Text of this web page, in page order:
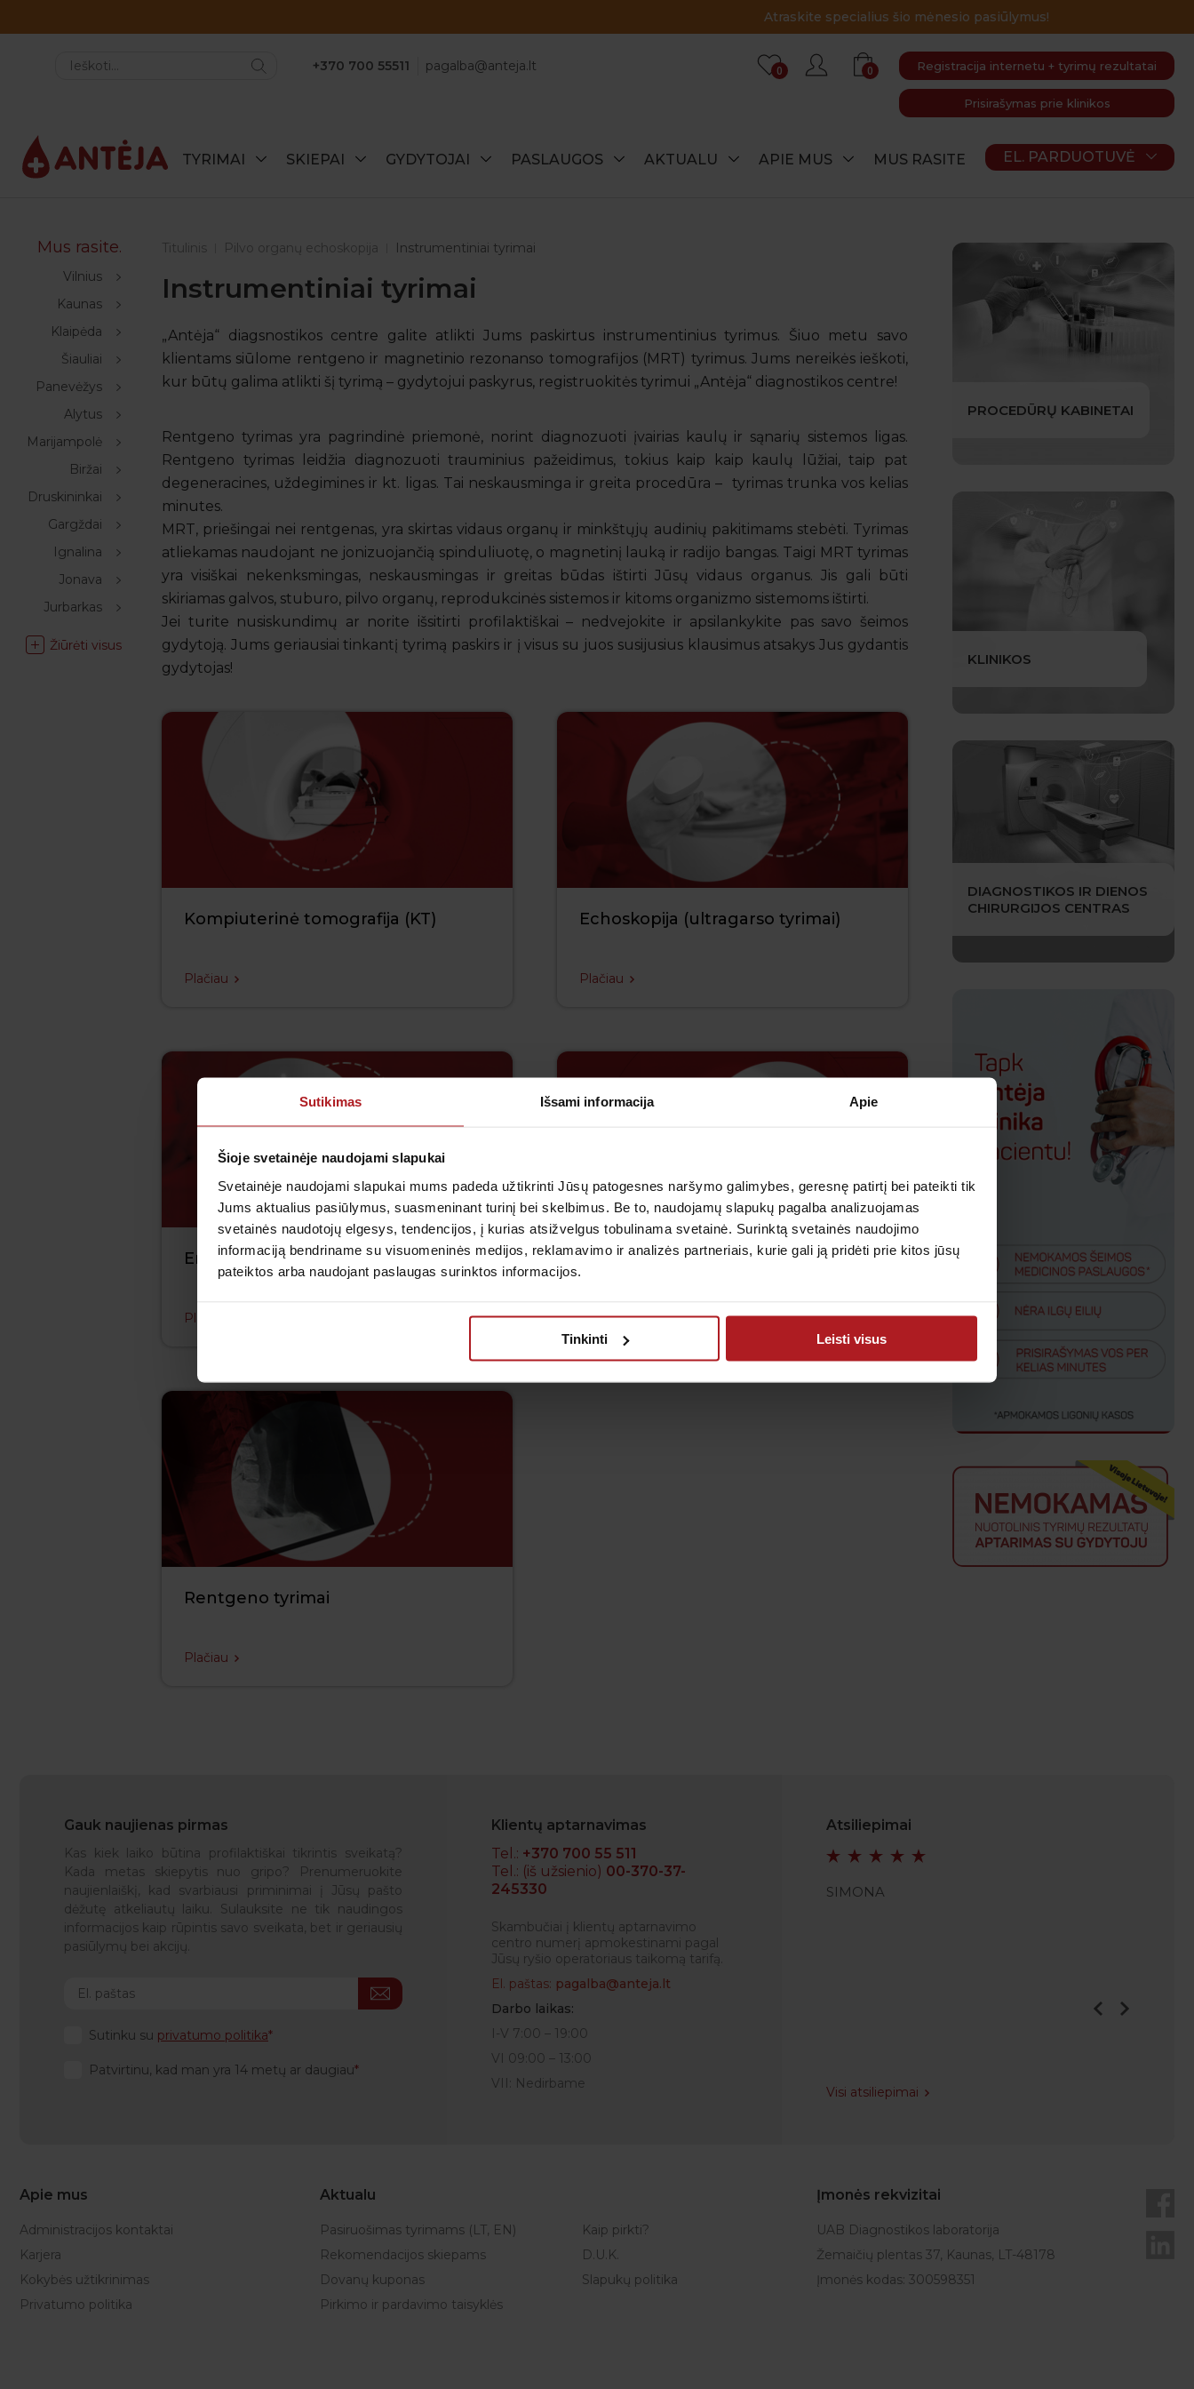
Sutikimas Išsami informacija Apie
Šioje svetainėje naudojami slapukai
Svetainėje naudojami slapukai mums padeda užtikrinti Jūsų patogesnes naršymo galimybes, geresnę patirtį bei pateikti tik
Jums aktualius pasiūlymus, suasmeninant turinį bei skelbimus. Be to, naudojamų slapukų pagalba analizuojamas
svetainės naudotojų elgesys, tendencijos, į kurias atsižvelgus tobulinama svetainė. Surinktą svetainės naudojimo
informaciją bendriname su visuomeninės medijos, reklamavimo ir analizės partneriais, kurie gali ją pridėti prie kitos jūsų
pateiktos arba naudojant paslaugas surinktos informacijos.
Tinkinti Leisti visus
+370 700 55511 pagalba@anteja.lt Registracija internetu + tyrimų rezultatai
Prisirašymas prie klinikos
0 0
TYRIMAI SKIEPAI GYDYTOJAI PASLAUGOS AKTUALU APIE MUS MUS RASITE EL. PARDUOTUVĖ
Mus rasite.
Vilnius
Kaunas
Klaipėda
Šiauliai
Panevėžys
Alytus
Marijampolė
Biržai
Druskininkai
Gargždai
Ignalina
Jonava
Jurbarkas
Žiūrėti visus
Titulinis Pilvo organų echoskopija Instrumentiniai tyrimai
Instrumentiniai tyrimai
„Antėja“ diagsnostikos centre galite atlikti Jums paskirtus instrumentinius tyrimus. Šiuo metu savo
klientams siūlome rentgeno ir magnetinio rezonanso tomografijos (MRT) tyrimus. Jums nereikės ieškoti,
kur būtų galima atlikti šį tyrimą – gydytojui paskyrus, registruokitės tyrimui „Antėja“ diagnostikos centre!
Rentgeno tyrimas yra pagrindinė priemonė, norint diagnozuoti įvairias kaulų ir sąnarių sistemos ligas.
Rentgeno tyrimas leidžia diagnozuoti trauminius pažeidimus, tokius kaip kaip kaulų lūžiai, taip pat
degeneracines, uždegimines ir kt. ligas. Tai neskausminga ir greita procedūra – tyrimas trunka vos kelias
minutes.
MRT, priešingai nei rentgenas, yra skirtas vidaus organų ir minkštųjų audinių pakitimams stebėti. Tyrimas
atliekamas naudojant ne jonizuojančią spinduliuotę, o magnetinį lauką ir radijo bangas. Taigi MRT tyrimas
yra visiškai nekenksmingas, neskausmingas ir greitas būdas ištirti Jūsų vidaus organus. Jis gali būti
skiriamas galvos, stuburo, pilvo organų, reprodukcinės sistemos ir kitoms organizmo sistemoms ištirti.
Jei turite nusiskundimų ar norite išsitirti profilaktiškai – nedvejokite ir apsilankykite pas savo šeimos
gydytoją. Jums geriausiai tinkantį tyrimą paskirs ir į visus su juos susijusius klausimus atsakys Jus gydantis
gydytojas!
Kompiuterinė tomografija (KT)
Plačiau
Echoskopija (ultragarso tyrimai)
Plačiau
Endoskopija (gastroskopija)
Plačiau
Magnetinio rezonanso tomografijos
(MRT) tyrimai
Plačiau
Rentgeno tyrimai
Plačiau
PROCEDŪRŲ KABINETAI
KLINIKOS
DIAGNOSTIKOS IR DIENOS
CHIRURGIJOS CENTRAS
Gauk naujienas pirmas
Kas kiek laiko būtina profilaktiškai tikrintis sveikatą?
Kada metas skiepytis nuo gripo? Prenumeruokite
naujienlaiškį, kad svarbiausi priminimai į Jūsų pašto
dėžutę atkeliautų laiku. Sulauksite ne tik naudingos
informacijos kaip rūpintis savo sveikata, bet ir geriausių
pasiūlymų bei akcijų.
Sutinku su privatumo politika
Patvirtinu, kad man yra 14 metų ar daugiau
Klientų aptarnavimas
Tel.: +370 700 55 511
Tel.: (iš užsienio) 00-370-37-
245330
Skambučiai į klientų aptarnavimo
centro numerį apmokestinami pagal
Jūsų ryšio operatoriaus taikomą tarifą.
El. paštas: pagalba@anteja.lt
Darbo laikas:
I-V 7:00 – 19:00
VI 09:00 – 13:00
VII: Nedirbame
Atsiliepimai
RENATA SIMONA
Visi atsiliepimai
Apie mus
Administracijos kontaktai
Karjera
Kokybės užtikrinimas
Privatumo politika
Aktualu
Pasiruošimas tyrimams (LT, EN)
Rekomendacijos skiepams
Dovanų kuponas
Pirkimo ir pardavimo taisyklės
Kaip pirkti?
D.U.K.
Slapukų politika
Įmonės rekvizitai
UAB Diagnostikos laboratorija
Žemaičių plentas 37, Kaunas, LT-48178
Įmonės kodas: 300598351